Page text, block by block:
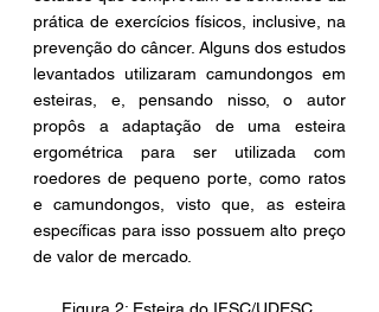
prática de exercícios físicos, inclusive, na
prevenção do câncer. Alguns dos estudos
levantados utilizaram camundongos em
esteiras, e, pensando nisso, o autor
propôs a adaptação de uma esteira
ergométrica para ser utilizada com
roedores de pequeno porte, como ratos
e camundongos, visto que, as esteira
específicas para isso possuem alto preço
de valor de mercado.